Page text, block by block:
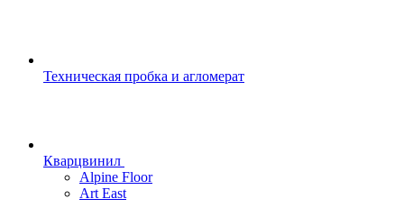
Техническая пробка и агломерат
Кварцвинил
Alpine Floor
Art East